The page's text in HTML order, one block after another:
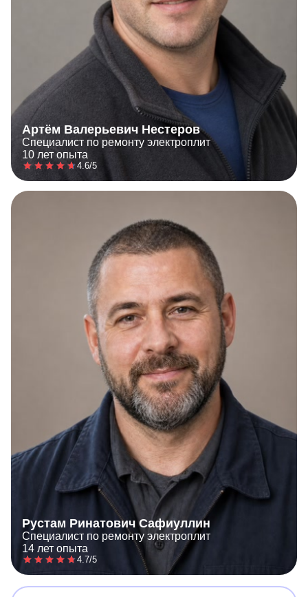
Артём Валерьевич Нестеров
Специалист по ремонту электроплит
10 лет опыта
4.6/5
Рустам Ринатович Сафиуллин
Специалист по ремонту электроплит
14 лет опыта
4.7/5